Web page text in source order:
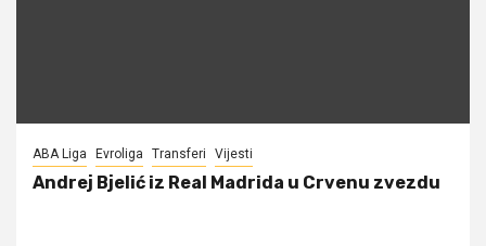
ABA Liga Evroliga Transferi Vijesti
Andrej Bjelić iz Real Madrida u Crvenu zvezdu